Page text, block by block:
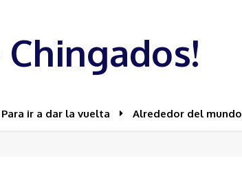
Chingados!
Para ir a dar la vuelta Alrededor del mundo